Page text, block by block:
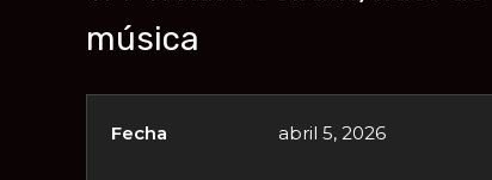
música
Fecha abril 5, 2026